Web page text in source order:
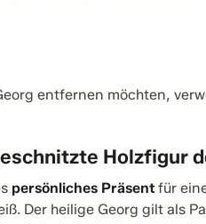
entfernen möchten,
Holzfigur
persönliches Präsentfür
Der heilige Georg gilt als